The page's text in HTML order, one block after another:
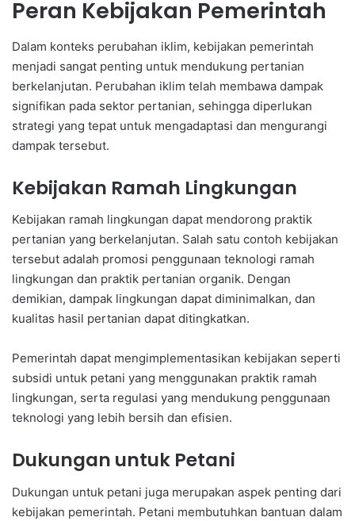
Peran Kebijakan Pemerintah
Dalam konteks perubahan iklim, kebijakan pemerintah
menjadi sangat penting untuk mendukung pertanian
berkelanjutan. Perubahan iklim telah membawa dampak
signifikan pada sektor pertanian, sehingga diperlukan
strategi yang tepat untuk mengadaptasi dan mengurangi
dampak tersebut.
Kebijakan Ramah Lingkungan
Kebijakan ramah lingkungan dapat mendorong praktik
pertanian yang berkelanjutan. Salah satu contoh kebijakan
tersebut adalah promosi penggunaan teknologi ramah
lingkungan dan praktik pertanian organik. Dengan
demikian, dampak lingkungan dapat diminimalkan, dan
kualitas hasil pertanian dapat ditingkatkan.
Pemerintah dapat mengimplementasikan kebijakan seperti
subsidi untuk petani yang menggunakan praktik ramah
lingkungan, serta regulasi yang mendukung penggunaan
teknologi yang lebih bersih dan efisien.
Dukungan untuk Petani
Dukungan untuk petani juga merupakan aspek penting dari
kebijakan pemerintah. Petani membutuhkan bantuan dalam